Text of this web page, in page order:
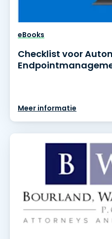
eBooks
Checklist voor
Meer informatie